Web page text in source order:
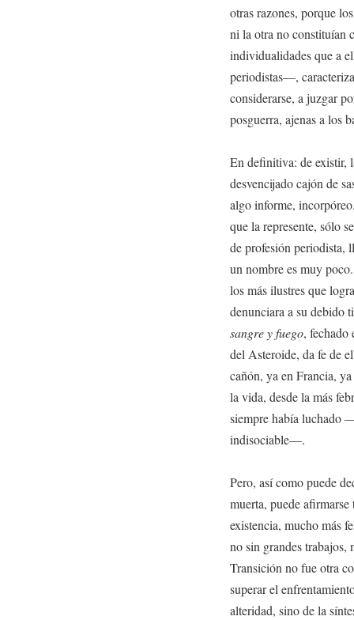
otras razones, porque
ni la otra no constituían
individualidades que a
periodistas—,
considerarse, a juzgar
posguerra, ajenas a los
En definitiva: de existir,
desvencijado cajón de
algo informe,
que la represente, sólo
de profesión periodista,
un nombre es muy
los más ilustres que
denunciara a su debido
sangre y fuego, fechado
del Asteroide, da fe de
cañón, ya en Francia,
la vida, desde la más
siempre había luchado
indisociable—.
Pero, así como puede
muerta, puede
existencia, mucho más
no sin grandes trabajos,
Transición no fue otra
superar el
alteridad, sino de la